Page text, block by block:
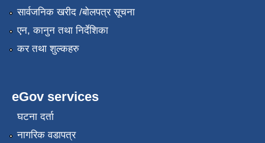
सार्वजनिक खरीद /बोलपत्र सूचना
एन, कानुन तथा निर्देशिका
कर तथा शुल्कहरु
eGov services
घटना दर्ता
नागरिक वडापत्र